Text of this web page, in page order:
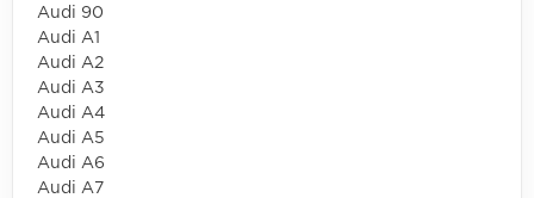
Audi 90
Audi A1
Audi A2
Audi A3
Audi A4
Audi A5
Audi A6
Audi A7